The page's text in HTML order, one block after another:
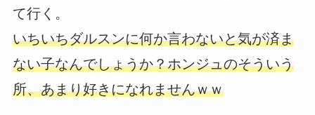
て行く。
いちいちダルスンに何か言わないと気が済ま
ない子なんでしょうか？ホンジュのそういう
所、あまり好きになれませんｗｗ